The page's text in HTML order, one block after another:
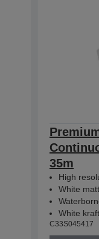
35m
High
White
White
C33S045417